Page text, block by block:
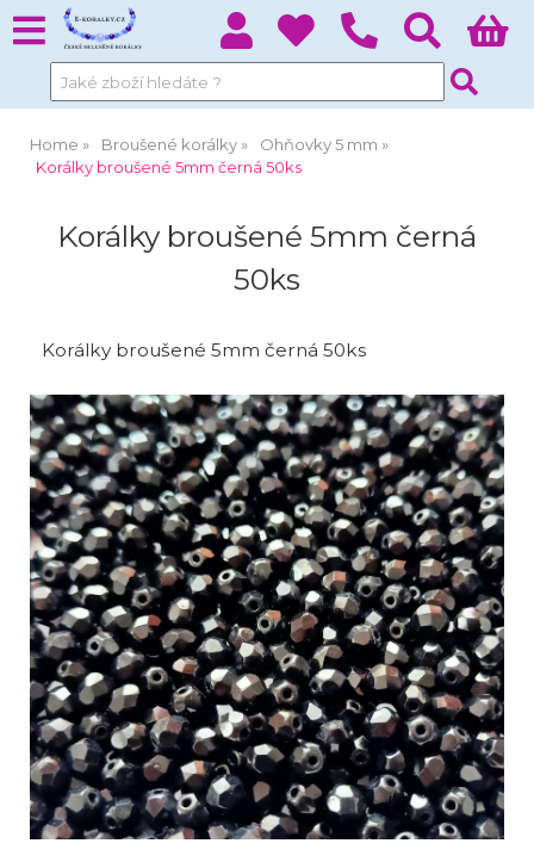
Home Broušené korálky
Ohňovky 5 mm
Korálky broušené 5mm černá 50ks
Korálky broušené 5mm černá
50ks
Korálky broušené 5mm černá 50ks